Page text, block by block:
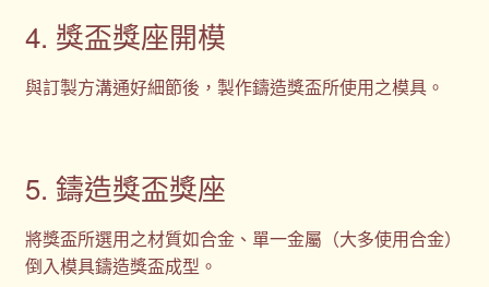
4. 獎盃獎座開模
與訂製方溝通好細節後，製作鑄造獎盃所使用之模具。
5. 鑄造獎盃獎座
將獎盃所選用之材質如合金、單一金屬（大多使用合金）
倒入模具鑄造獎盃成型。